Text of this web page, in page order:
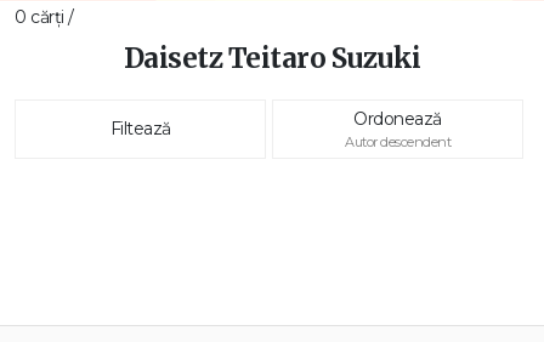
0 cărți /
Daisetz Teitaro Suzuki
Filtează Ordonează
Autor descendent